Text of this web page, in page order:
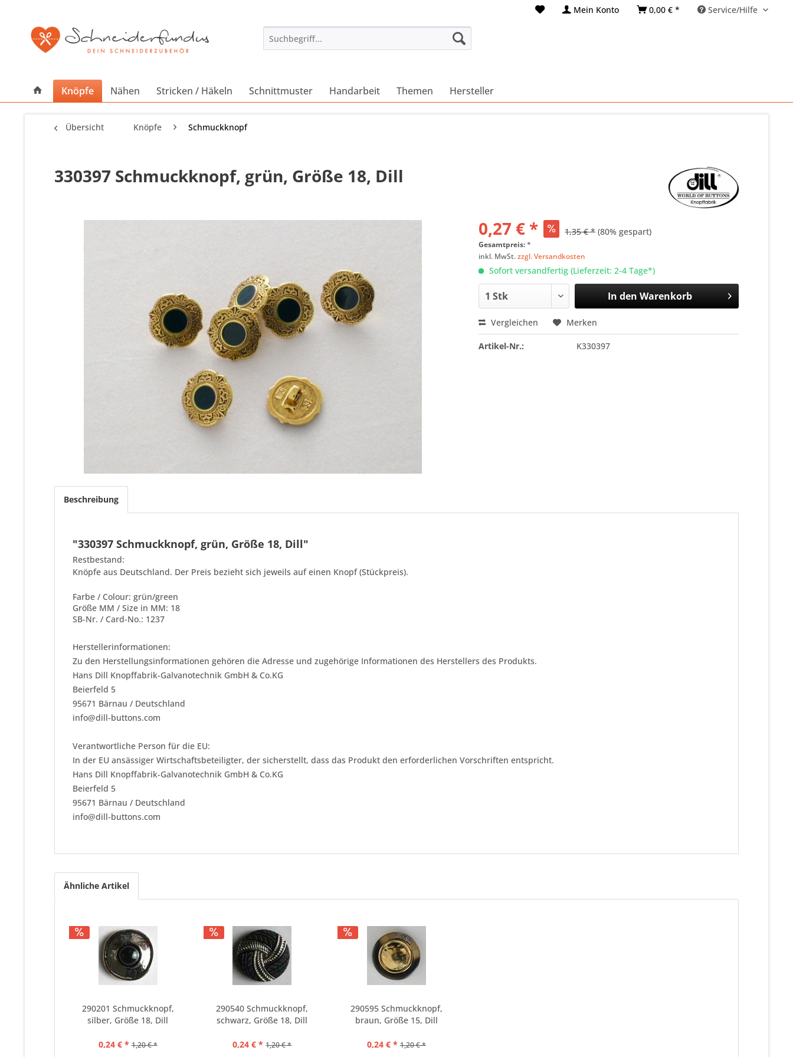
Mein Konto 0,00 € * Service/Hilfe
Knöpfe Nähen Stricken / Häkeln Schnittmuster Handarbeit Themen Hersteller
Übersicht Knöpfe Schmuckknopf
330397 Schmuckknopf, grün, Größe 18, Dill
0,27 € * 1,35 € * (80% gespart)
Gesamtpreis:*
inkl. MwSt.zzgl. Versandkosten
Sofort versandfertig (Lieferzeit: 2-4 Tage*)
In den Warenkorb
Vergleichen Merken
Artikel-Nr.: K330397
Beschreibung
"330397 Schmuckknopf, grün, Größe 18, Dill"
Restbestand:
Knöpfe aus Deutschland. Der Preis bezieht sich jeweils auf einen Knopf (Stückpreis).
Farbe / Colour: grün/green
Größe MM / Size in MM: 18
SB-Nr. / Card-No.: 1237
Herstellerinformationen:
Zu den Herstellungsinformationen gehören die Adresse und zugehörige Informationen des Herstellers des Produkts.
Hans Dill Knopffabrik-Galvanotechnik GmbH & Co.KG
Beierfeld 5
95671 Bärnau / Deutschland
info@dill-buttons.com
Verantwortliche Person für die EU:
In der EU ansässiger Wirtschaftsbeteiligter, der sicherstellt, dass das Produkt den erforderlichen Vorschriften entspricht.
Hans Dill Knopffabrik-Galvanotechnik GmbH & Co.KG
Beierfeld 5
95671 Bärnau / Deutschland
info@dill-buttons.com
Ähnliche Artikel
290201 Schmuckknopf,
silber, Größe 18, Dill
0,24 € * 1,20 € *
290540 Schmuckknopf,
schwarz, Größe 18, Dill
0,24 € * 1,20 € *
290595 Schmuckknopf,
braun, Größe 15, Dill
0,24 € * 1,20 € *